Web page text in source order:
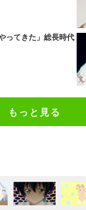
ってきた」総長時代
もっと見る